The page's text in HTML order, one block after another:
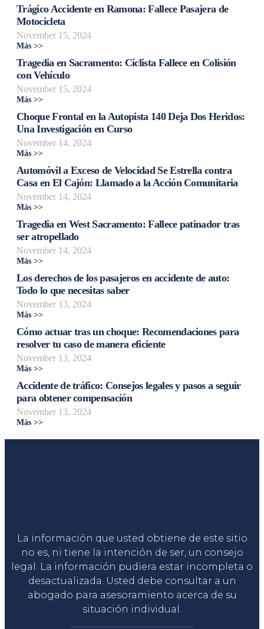
Trágico Accidente en Ramona: Fallece Pasajera de
Motocicleta
November 15, 2024
Más >>
Tragedia en Sacramento: Ciclista Fallece en Colisión
con Vehículo
November 15, 2024
Más >>
Choque Frontal en la Autopista 140 Deja Dos Heridos:
Una Investigación en Curso
November 14, 2024
Más >>
Automóvil a Exceso de Velocidad Se Estrella contra
Casa en El Cajón: Llamado a la Acción Comunitaria
November 14, 2024
Más >>
Tragedia en West Sacramento: Fallece patinador tras
ser atropellado
November 14, 2024
Más >>
Los derechos de los pasajeros en accidente de auto:
Todo lo que necesitas saber
November 13, 2024
Más >>
Cómo actuar tras un choque: Recomendaciones para
resolver tu caso de manera eficiente
November 13, 2024
Más >>
Accidente de tráfico: Consejos legales y pasos a seguir
para obtener compensación
November 13, 2024
Más >>
La información que usted obtiene de este sitio
no es, ni tiene la intención de ser, un consejo
legal. La información pudiera estar incompleta o
desactualizada. Usted debe consultar a un
abogado para asesoramiento acerca de su
situación individual.